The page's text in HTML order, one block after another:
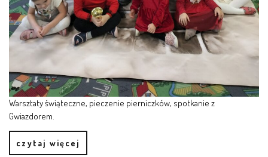
DEKLARACJA DOSTĘPNOŚCI
RADOŚĆ – ZABAWA – NAUKA
NASZA KONCEPCJA
ROCZNY PLAN PRACY
Warsztaty świąteczne, pieczenie pierniczków, spotkanie z
Gwiazdorem.
czytaj więcej